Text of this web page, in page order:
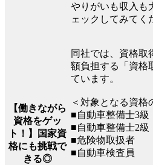
やりがいも収入も
ェックしてみてく
【働きながら
資格をゲッ
ト！】国家資
格にも挑戦で
きる◎
同社では、資格取
額負担する「資格
ています。
＜対象となる資格
■自動車整備士3級
■自動車整備士2級
■危険物取扱者
■自動車検査員